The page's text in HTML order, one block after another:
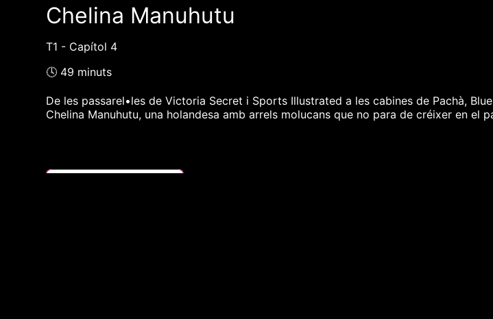
Chelina Manuhutu
T1 - Capítol 4
🕓 49 minuts
De les passarel•les de Victoria Secret i Sports Illustrated a les cabines de Pachà,
Chelina Manuhutu, una holandesa amb arrels molucans que no para de créixer en el